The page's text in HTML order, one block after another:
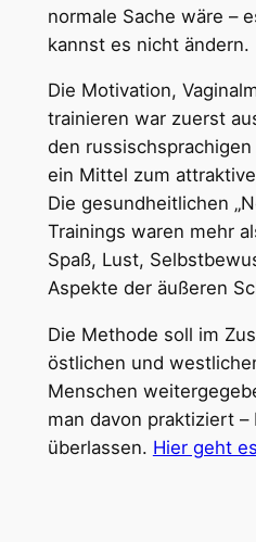
normale Sache wäre –
kannst es nicht ändern.
Die Motivation,
trainieren war zuerst
den
ein Mittel zum
Die gesundheitlichen
Trainings waren mehr
Spaß, Lust,
Aspekte der äußeren
Die Methode soll im
östlichen und
Menschen
man davon praktiziert
überlassen. Hier geht